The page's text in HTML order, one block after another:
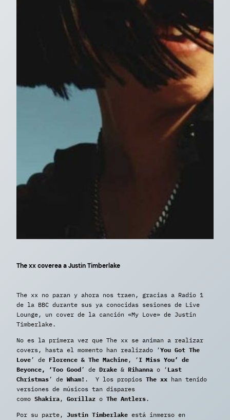
The xx coverea a Justin Timberlake
The xx no paran y ahora nos traen, gracias a Radio 1
de la BBC durante sus ya conocidas sesiones de Live
Lounge, un cover de la canción «My Love» de Justin
Timberlake.
No es la primera vez que The xx se animan a realizar
covers, hasta el momento han realizado ‘You Got The
Love’ de Florence & The Machine, ‘ I Miss You’ de
Beyonce, ‘Too Good’ de Drake & Rihanna o ‘ Last
Christmas’ de Wham! . Y los propios The xx han tenido
versiones de músicos tan dispares
como Shakira, Gorillaz o The Antlers.
Por su parte, Justin Timberlake está inmerso en